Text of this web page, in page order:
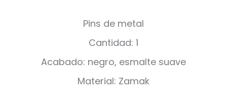
Pins de metal
Cantidad: 1
Acabado: negro, esmalte suave
Material: Zamak